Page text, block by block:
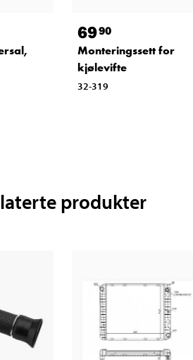
6990
Monteringssett for
kjølevifte
32-319
produkter